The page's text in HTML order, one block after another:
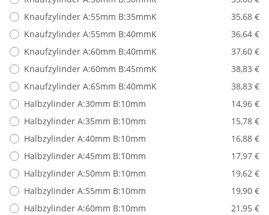
Knaufzylinder A:55mm B:35mmK
35,68 €
Knaufzylinder A:55mm B:40mmK
36,64 €
Knaufzylinder A:60mm B:40mmK
37,60 €
Knaufzylinder A:60mm B:45mmK
38,83 €
Knaufzylinder A:65mm B:40mmK
38,83 €
Halbzylinder A:30mm B:10mm
14,96 €
Halbzylinder A:35mm B:10mm
15,78 €
Halbzylinder A:40mm B:10mm
16,88 €
Halbzylinder A:45mm B:10mm
17,97 €
Halbzylinder A:50mm B:10mm
19,62 €
Halbzylinder A:55mm B:10mm
19,90 €
Halbzylinder A:60mm B:10mm
21,95 €